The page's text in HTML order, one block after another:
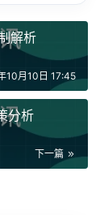
解析
10月10日 17:45
分析
下一篇